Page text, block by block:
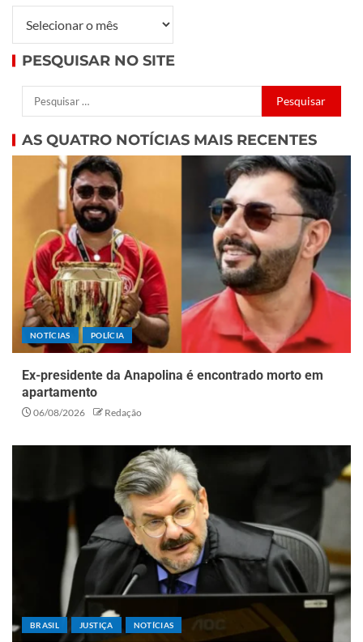
PESQUISAR NO SITE
AS QUATRO NOTÍCIAS MAIS RECENTES
NOTÍCIAS POLÍCIA
Ex-presidente da Anapolina é encontrado morto em
apartamento
06/08/2026 Redação
BRASIL JUSTIÇA NOTÍCIAS